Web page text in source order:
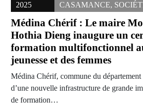
2025
CASAMANCE,
Médina Chérif : Le maire
Hothia Dieng inaugure un
formation multifonctionnel
jeunesse et des femmes
Médina Chérif, commune du département
d’une nouvelle infrastructure de grande
de formation…